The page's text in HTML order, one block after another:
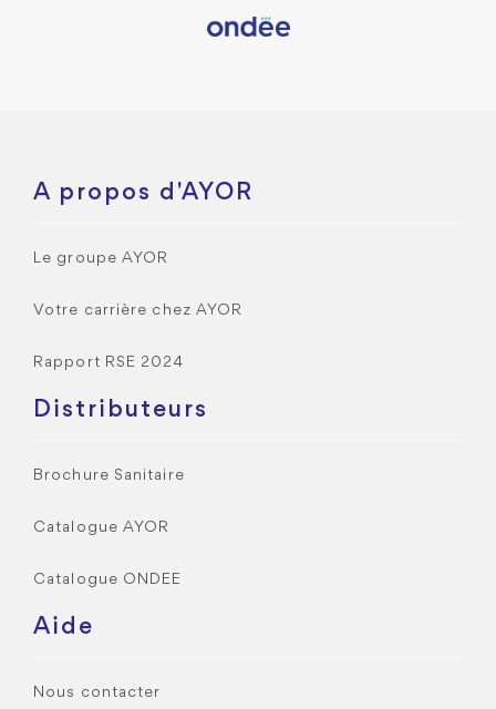
A propos d'AYOR
Le groupe AYOR
Votre carrière chez AYOR
Rapport RSE 2024
Distributeurs
Brochure Sanitaire
Catalogue AYOR
Catalogue ONDEE
Aide
Nous contacter